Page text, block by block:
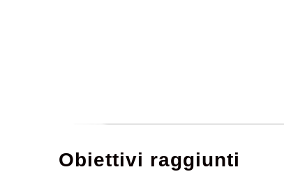
Obiettivi raggiunti